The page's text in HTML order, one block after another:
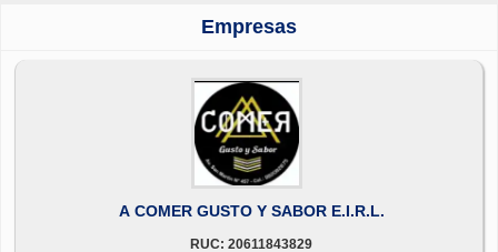
Empresas
A COMER GUSTO Y SABOR E.I.R.L.
RUC: 20611843829